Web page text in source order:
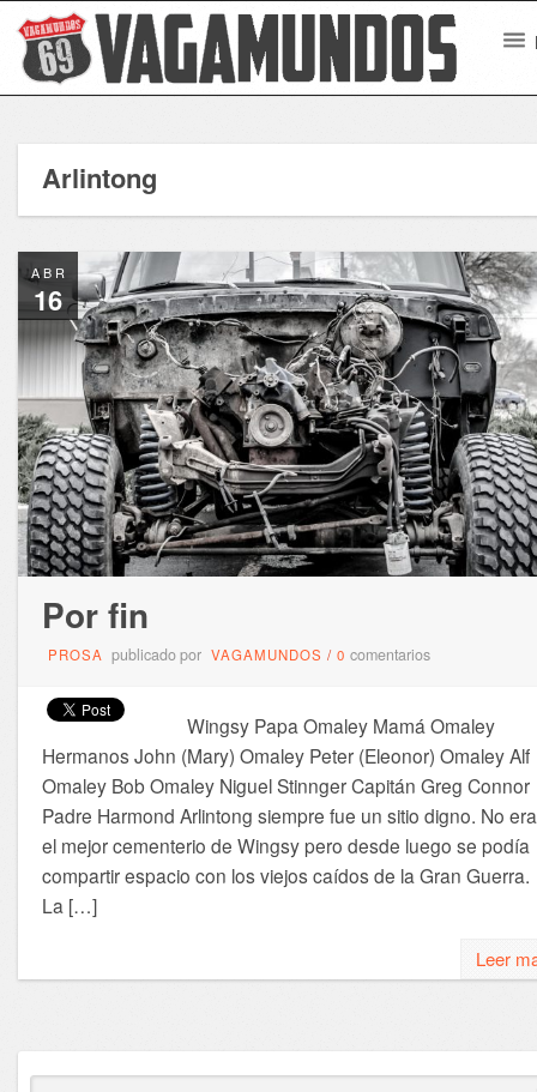
Arlintong
ABR
16
Por fin
PROSA publicado por VAGAMUNDOS / 0 comentarios
Wingsy Papa Omaley Mamá Omaley
Hermanos John (Mary) Omaley Peter (Eleonor) Omaley Alf
Omaley Bob Omaley Niguel Stinnger Capitán Greg Connor
Padre Harmond Arlintong siempre fue un sitio digno. No era
el mejor cementerio de Wingsy pero desde luego se podía
compartir espacio con los viejos caídos de la Gran Guerra.
La […]
Leer